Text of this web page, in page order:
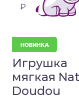
₽
Игрушка
мягкая
Doudou